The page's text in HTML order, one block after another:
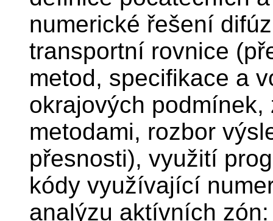
numerické řešení
transportní rovnice
metod, specifikace a
okrajových
metodami, rozbor
přesnosti), využití
kódy využívající
analýzu aktívních